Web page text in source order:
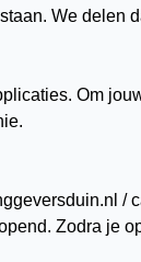
We delen
Om
/
Zodra je